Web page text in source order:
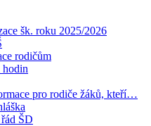
šk. roku 2025/2026
rodičům
pro rodiče žáků, kteří…
ŠD